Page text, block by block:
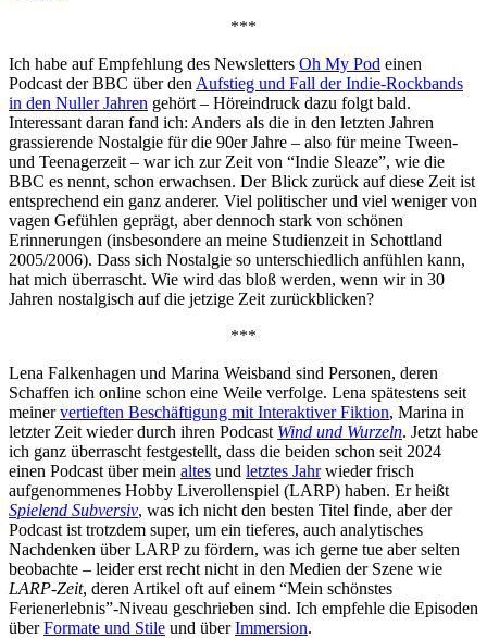
***
Ich habe auf Empfehlung des Newsletters Oh My Pod einen
Podcast der BBC über den Aufstieg und Fall der Indie-Rockbands
in den Nuller Jahren gehört – Höreindruck dazu folgt bald.
Interessant daran fand ich: Anders als die in den letzten Jahren
grassierende Nostalgie für die 90er Jahre – also für meine Tween-
und Teenagerzeit – war ich zur Zeit von “Indie Sleaze”, wie die
BBC es nennt, schon erwachsen. Der Blick zurück auf diese Zeit ist
entsprechend ein ganz anderer. Viel politischer und viel weniger von
vagen Gefühlen geprägt, aber dennoch stark von schönen
Erinnerungen (insbesondere an meine Studienzeit in Schottland
2005/2006). Dass sich Nostalgie so unterschiedlich anfühlen kann,
hat mich überrascht. Wie wird das bloß werden, wenn wir in 30
Jahren nostalgisch auf die jetzige Zeit zurückblicken?
***
Lena Falkenhagen und Marina Weisband sind Personen, deren
Schaffen ich online schon eine Weile verfolge. Lena spätestens seit
meinervertieften Beschäftigung mit Interaktiver Fiktion, Marina in
letzter Zeit wieder durch ihren Podcast Wind und Wurzeln. Jetzt habe
ich ganz überrascht festgestellt, dass die beiden schon seit 2024
einen Podcast über mein altes und letztes Jahrwieder frisch
aufgenommenes Hobby Liverollenspiel (LARP) haben. Er heißt
Spielend Subversiv, was ich nicht den besten Titel finde, aber der
Podcast ist trotzdem super, um ein tieferes, auch analytisches
Nachdenken über LARP zu fördern, was ich gerne tue aber selten
beobachte – leider erst recht nicht in den Medien der Szene wie
LARP-Zeit, deren Artikel oft auf einem “Mein schönstes
Ferienerlebnis”-Niveau geschrieben sind. Ich empfehle die Episoden
überFormate und Stile und überImmersion.